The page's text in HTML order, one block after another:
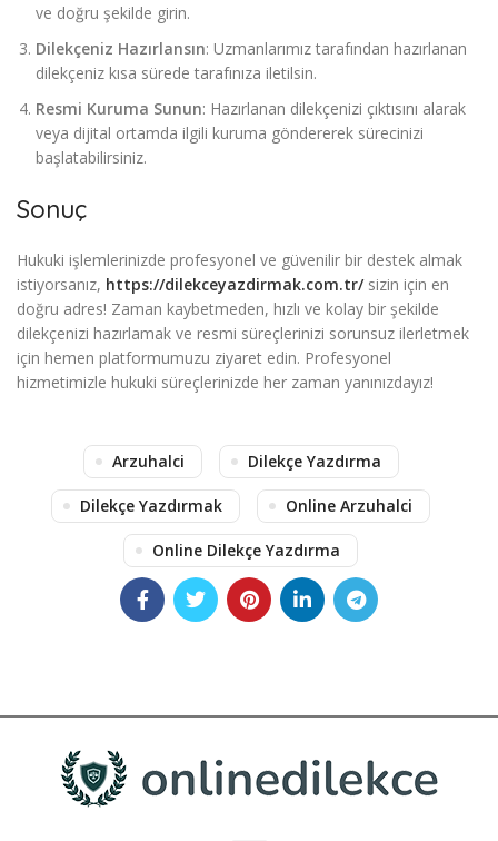
ve doğru şekilde girin.
Dilekçeniz Hazırlansın: Uzmanlarımız tarafından hazırlanan
dilekçeniz kısa sürede tarafınıza iletilsin.
Resmi Kuruma Sunun: Hazırlanan dilekçenizi çıktısını alarak
veya dijital ortamda ilgili kuruma göndererek sürecinizi
başlatabilirsiniz.
Sonuç
Hukuki işlemlerinizde profesyonel ve güvenilir bir destek almak
istiyorsanız, https://dilekceyazdirmak.com.tr/sizin için en
doğru adres! Zaman kaybetmeden, hızlı ve kolay bir şekilde
dilekçenizi hazırlamak ve resmi süreçlerinizi sorunsuz ilerletmek
için hemen platformumuzu ziyaret edin. Profesyonel
hizmetimizle hukuki süreçlerinizde her zaman yanınızdayız!
Arzuhalci Dilekçe Yazdırma
Dilekçe Yazdırmak Online Arzuhalci
Online Dilekçe Yazdırma